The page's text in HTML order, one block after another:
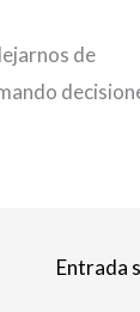
de
Entrada